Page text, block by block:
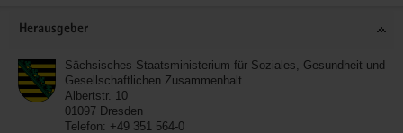
Herausgeber
Sächsisches Staatsministerium für Soziales, Gesundheit und
Gesellschaftlichen Zusammenhalt
Albertstr. 10
01097 Dresden
Telefon: +49 351 564-0